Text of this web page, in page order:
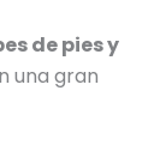
de pies y
una gran